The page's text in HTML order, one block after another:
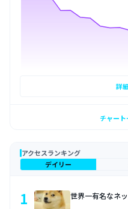
詳
チャート
アクセスランキング
デイリー
1 世界一有名なネ